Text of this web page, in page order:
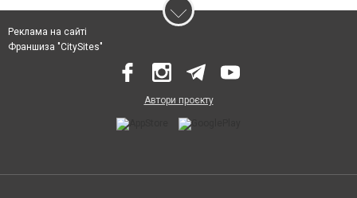
Реклама на сайті
Франшиза "CitySites"
Автори проєкту